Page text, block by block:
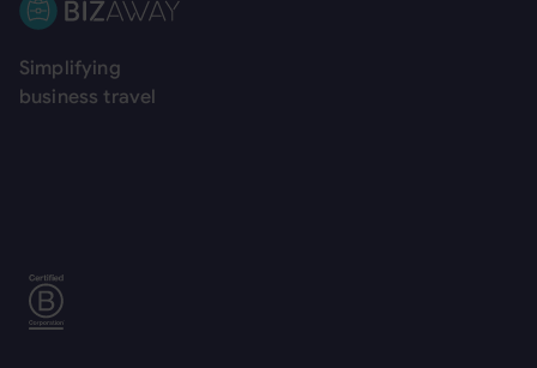
Simplifying
business travel